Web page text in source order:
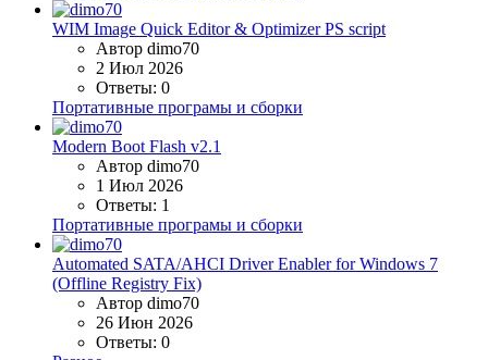
WIM Image Quick Editor & Optimizer PS script
Автор dimo70
2 Июл 2026
Ответы: 0
Портативные програмы и сборки
Modern Boot Flash v2.1
Автор dimo70
1 Июл 2026
Ответы: 1
Портативные програмы и сборки
Automated SATA/AHCI Driver Enabler for Windows 7
(Offline Registry Fix)
Автор dimo70
26 Июн 2026
Ответы: 0